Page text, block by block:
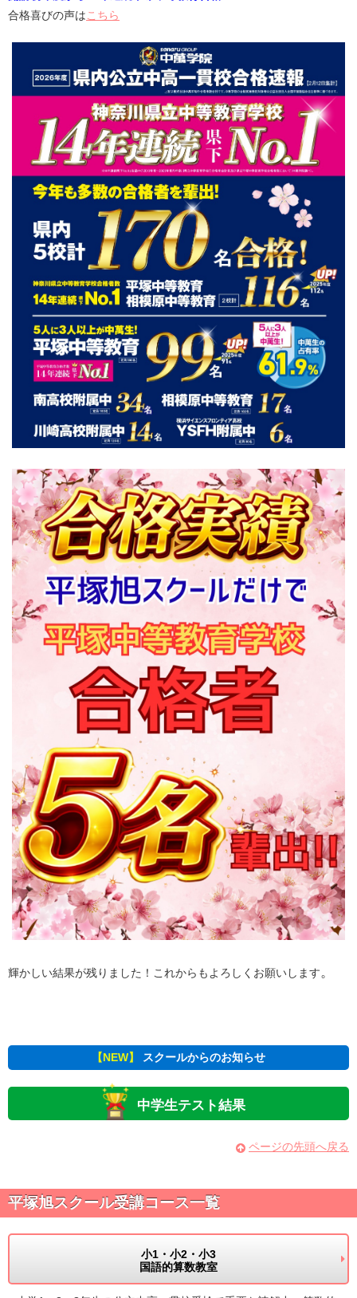
合格喜びの声はこちら
輝かしい結果が残りました！これからもよろしくお願いします。
【NEW】 スクールからのお知らせ
中学生テスト結果
ページの先頭へ戻る
平塚旭スクール受講コース一覧
小1・小2・小3
国語的算数教室